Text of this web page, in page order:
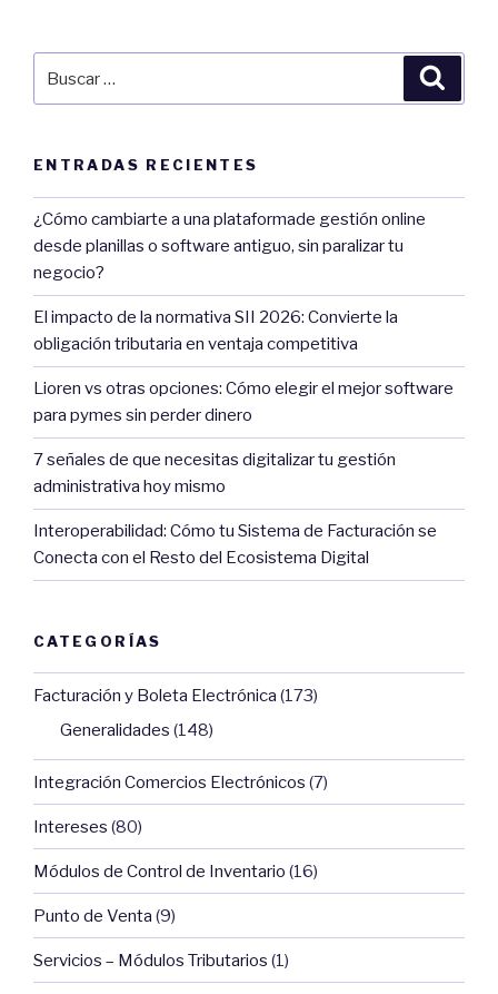
por:
ENTRADAS RECIENTES
¿Cómo cambiarte a una plataformade gestión online
desde planillas o software antiguo, sin paralizar tu
negocio?
El impacto de la normativa SII 2026: Convierte la
obligación tributaria en ventaja competitiva
Lioren vs otras opciones: Cómo elegir el mejor software
para pymes sin perder dinero
7 señales de que necesitas digitalizar tu gestión
administrativa hoy mismo
Interoperabilidad: Cómo tu Sistema de Facturación se
Conecta con el Resto del Ecosistema Digital
CATEGORÍAS
Facturación y Boleta Electrónica (173)
Generalidades (148)
Integración Comercios Electrónicos (7)
Intereses (80)
Módulos de Control de Inventario (16)
Punto de Venta (9)
Servicios – Módulos Tributarios (1)